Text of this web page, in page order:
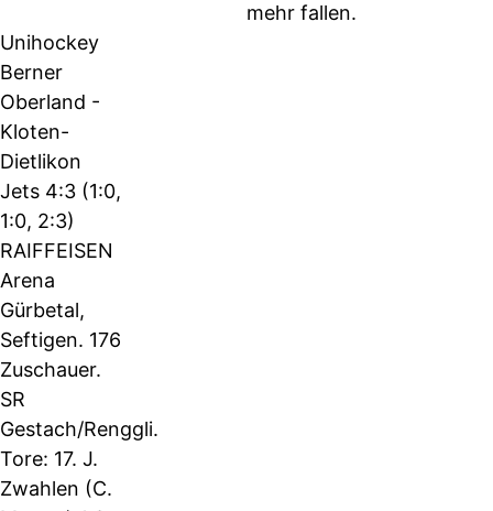
mehr fallen.
Unihockey
Berner
Oberland -
Kloten-
Dietlikon
Jets 4:3 (1:0,
1:0, 2:3)
RAIFFEISEN
Arena
Gürbetal,
Seftigen. 176
Zuschauer.
SR
Gestach/Renggli.
Tore: 17. J.
Zwahlen (C.